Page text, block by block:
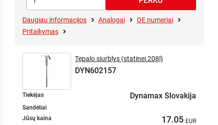
Daugiau informacijos Analogai
OE numeriai
Pritaikymas
Tepalo siurblys (statinei 208l)
DYN602157
Tiekėjas Dynamax Slovakija
Sandėliai
Jūsų kaina
17.05